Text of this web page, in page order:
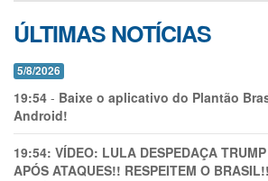
ÚLTIMAS NOTÍCIAS
5/8/2026
19:54 - Baixe o aplicativo do Plantão
Android!
19:54: VÍDEO: LULA DESPEDAÇA
APÓS ATAQUES!! RESPEITEM O